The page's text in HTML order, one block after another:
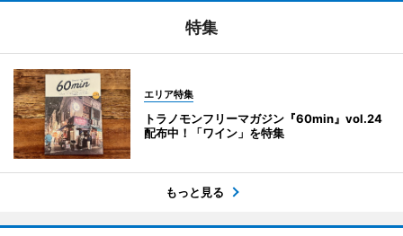
特集
エリア特集
トラノモンフリーマガジン『60min』vol.24
配布中！「ワイン」を特集
もっと見る